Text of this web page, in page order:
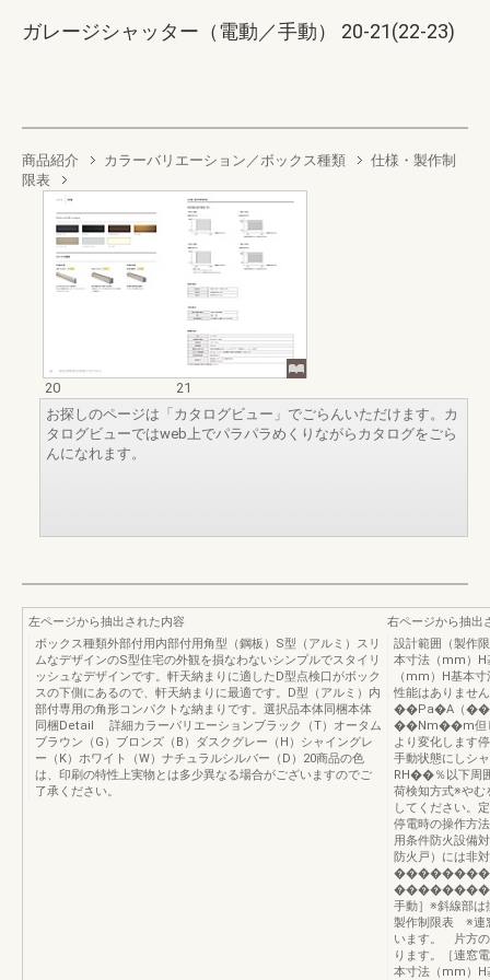
ガレージシャッター（電動／手動） 20-21(22-23)
商品紹介 カラーバリエーション／ボックス種類
仕様・製作制
限表
20
21
お探しのページは「カタログビュー」でごらんいただけます。カ
タログビューではweb上でパラパラめくりながらカタログをごら
んになれます。
左ページから抽出された内容
ボックス種類外部付用内部付用角型（鋼板）S型（アルミ）スリ
ムなデザインのS型住宅の外観を損なわないシンプルでスタイリ
ッシュなデザインです。軒天納まりに適したD型点検口がボック
スの下側にあるので、軒天納まりに最適です。D型（アルミ）内
部付専用の角形コンパクトな納まりです。選択品本体同梱本体
同梱Detail 詳細カラーバリエーションブラック（T）オータム
ブラウン（G）ブロンズ（B）ダスクグレー（H）シャイングレ
ー（K）ホワイト（W）ナチュラルシルバー（D）20商品の色
は、印刷の特性上実物とは多少異なる場合がございますのでご
了承ください。
右ページから抽出
設計範囲（製
本寸法（mm
（mm）H基本
性能はありませ
��Pa�A（��
��Nm��m但し
より変化します
手動状態にしシ
RH��％以下周
荷検知方式※やむ
してください。
停電時の操作方
用条件防火設備
防火戸）には非
��������W基
��������W基
手動］※斜線部は
製作制限表 ※連
います。 片方の
ります。［連
本寸法（mm）H